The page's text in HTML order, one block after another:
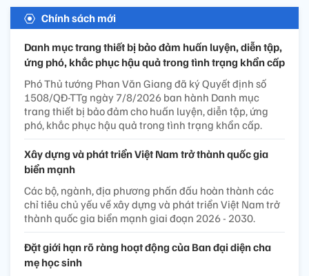
Chính sách mới
Danh mục trang thiết bị bảo đảm huấn luyện, diễn tập,
ứng phó, khắc phục hậu quả trong tình trạng khẩn cấp
Phó Thủ tướng Phan Văn Giang đã ký Quyết định số
1508/QĐ-TTg ngày 7/8/2026 ban hành Danh mục
trang thiết bị bảo đảm cho huấn luyện, diễn tập, ứng
phó, khắc phục hậu quả trong tình trạng khẩn cấp.
Xây dựng và phát triển Việt Nam trở thành quốc gia
biển mạnh
Các bộ, ngành, địa phương phấn đấu hoàn thành các
chỉ tiêu chủ yếu về xây dựng và phát triển Việt Nam trở
thành quốc gia biển mạnh giai đoạn 2026 - 2030.
Đặt giới hạn rõ ràng hoạt động của Ban đại diện cha
mẹ học sinh